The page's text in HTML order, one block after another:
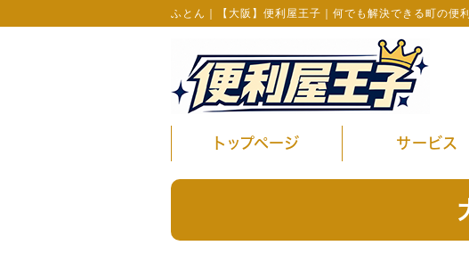
ふとん｜【大阪】便利屋王子｜何でも解決できる町の便
トップページ サービス